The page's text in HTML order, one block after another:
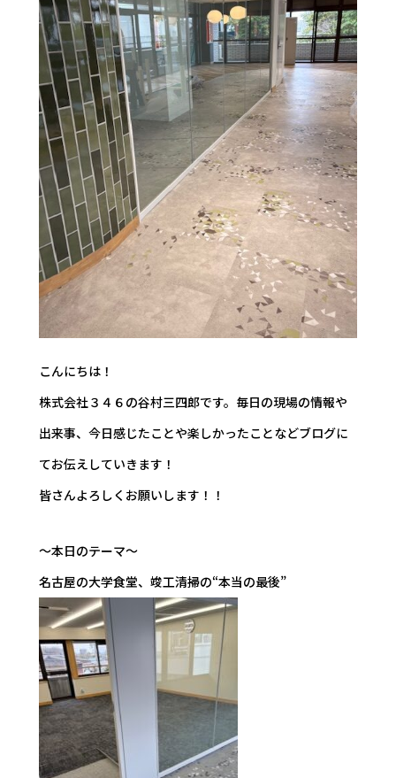
こんにちは！
株式会社３４６の谷村三四郎です。毎日の現場の情報や
出来事、今日感じたことや楽しかったことなどブログに
てお伝えしていきます！
皆さんよろしくお願いします！！
～本日のテーマ～
名古屋の大学食堂、竣工清掃の“本当の最後”